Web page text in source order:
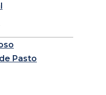
Pasto